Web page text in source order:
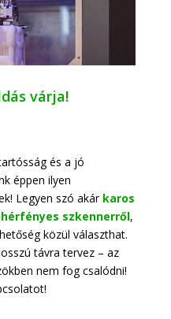
várja!
és a jó
éppen ilyen
Legyen szó akár karos
szkennerről,
közül választhat.
távra tervez – az
nem fog csalódni!